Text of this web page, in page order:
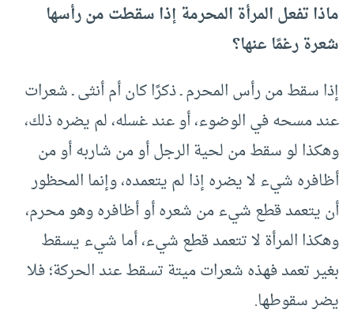
ماذا تفعل المرأة المحرمة إذا سقطت من رأسها
شعرة رغمًا عنها؟
إذا سقط من رأس المحرم ـ ذكرًا كان أم أنثى ـ شعرات
عند مسحه في الوضوء، أو عند غسله، لم يضره ذلك،
وهكذا لو سقط من لحية الرجل أو من شاربه أو من
أظافره شيء لا يضره إذا لم يتعمده، وإنما المحظور
أن يتعمد قطع شيء من شعره أو أظافره وهو محرم،
وهكذا المرأة لا تتعمد قطع شيء، أما شيء يسقط
بغير تعمد فهذه شعرات ميتة تسقط عند الحركة؛ فلا
يضر سقوطها.